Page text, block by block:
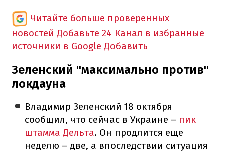
Читайте больше проверенных
новостей Добавьте 24 Канал в избранные
источники в Google Добавить
Зеленский "максимально против"
локдауна
Владимир Зеленский 18 октября
сообщил, что сейчас в Украине – пик
штамма Дельта. Он продлится еще
неделю – две, а впоследствии ситуация